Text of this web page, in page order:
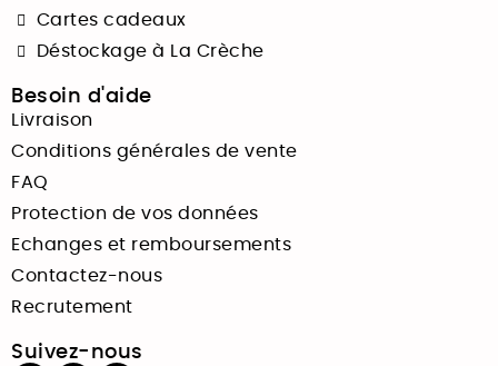
Cartes cadeaux
Déstockage à La Crèche
Besoin d'aide
Livraison
Conditions générales de vente
FAQ
Protection de vos données
Echanges et remboursements
Contactez-nous
Recrutement
Suivez-nous